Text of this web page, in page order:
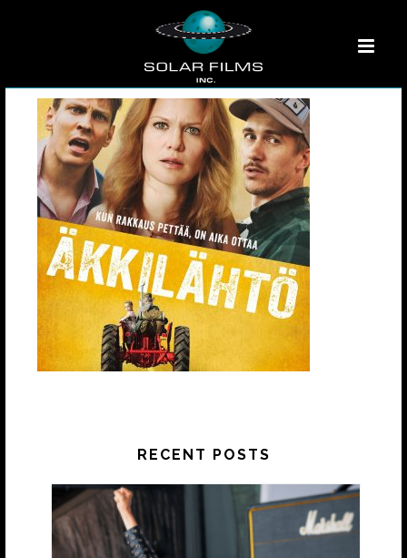
RECENT POSTS